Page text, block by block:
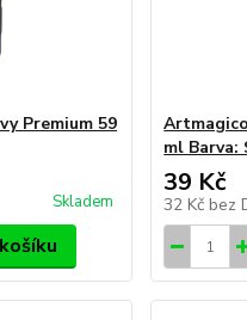
Premium 59
Skladem
ml Barva:
39 Kč
32 Kč bez